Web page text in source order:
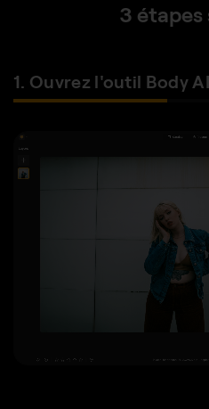
3 étapes
2. Façonnez, lissez et